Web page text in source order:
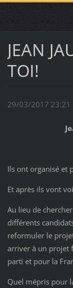
JEAN
TOI!
29/03/2017 23:21
Ils ont organisé et
Et après ils vont
Au lieu de
différents
reformuler le
arriver à un projet
parti et pour la
Quel mépris pour